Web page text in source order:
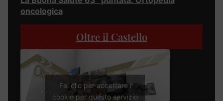
oncologica
Oltre il Castello
Fai clic per accettare i
cookie per questo servizio